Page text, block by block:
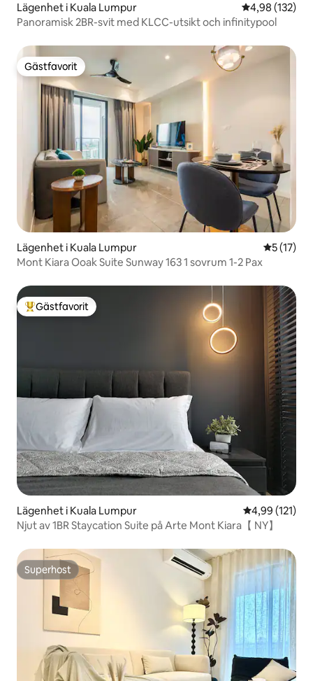
Lägenhet i Kuala Lumpur 4,98 av 5 i
4,98 (132)
Panoramisk 2BR-svit med KLCC-utsikt och infinitypool
Gästfavorit
Gästfavorit
Lägenhet i Kuala Lumpur 5 av 5 i
5 (17)
Mont Kiara Ooak Suite Sunway 163 1 sovrum 1-2 Pax
Populär gästfavorit
Gästfavorit
Lägenhet i Kuala Lumpur 4,99 av 5 i
4,99 (121)
Njut av 1BR Staycation Suite på Arte Mont Kiara【 NY】
Superhost
Superhost